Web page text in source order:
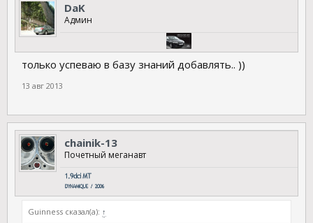
DaK
Админ
только успеваю в базу знаний добавлять.. ))
13 авг 2013
chainik-13
Почетный меганавт
Guinness сказал(а): ↑